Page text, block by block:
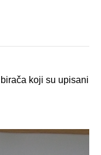
koji su upisani